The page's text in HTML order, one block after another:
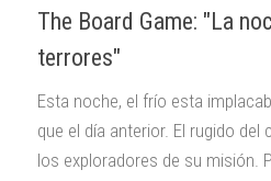
The Board Game: "La
terrores"
Esta noche, el frío esta
que el día anterior. El rugido
los exploradores de su misión.